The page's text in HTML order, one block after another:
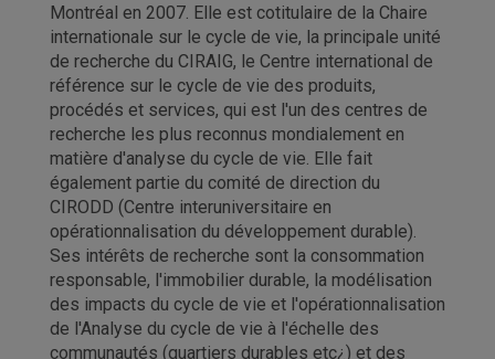
Montréal en 2007. Elle est cotitulaire de la Chaire
internationale sur le cycle de vie, la principale unité
de recherche du CIRAIG, le Centre international de
référence sur le cycle de vie des produits,
procédés et services, qui est l'un des centres de
recherche les plus reconnus mondialement en
matière d'analyse du cycle de vie. Elle fait
également partie du comité de direction du
CIRODD (Centre interuniversitaire en
opérationnalisation du développement durable).
Ses intérêts de recherche sont la consommation
responsable, l'immobilier durable, la modélisation
des impacts du cycle de vie et l'opérationnalisation
de l'Analyse du cycle de vie à l'échelle des
communautés (quartiers durables etc¿) et des